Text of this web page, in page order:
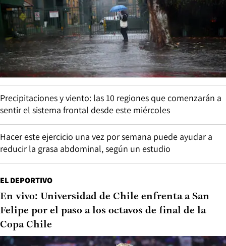
Precipitaciones y viento: las 10 regiones que comenzarán a
sentir el sistema frontal desde este miércoles
Hacer este ejercicio una vez por semana puede ayudar a
reducir la grasa abdominal, según un estudio
EL DEPORTIVO
En vivo: Universidad de Chile enfrenta a San
Felipe por el paso a los octavos de final de la
Copa Chile